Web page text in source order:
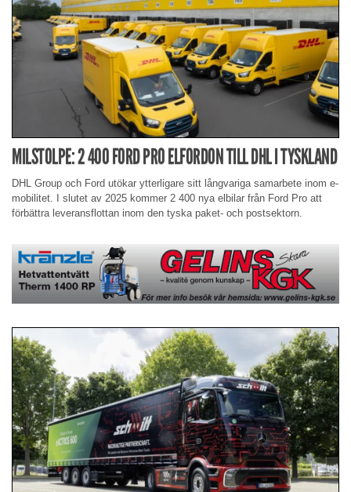
MILSTOLPE: 2 400 FORD PRO ELFORDON TILL DHL I TYSKLAND
DHL Group och Ford utökar ytterligare sitt långvariga samarbete inom e-
mobilitet. I slutet av 2025 kommer 2 400 nya elbilar från Ford Pro att
förbättra leveransflottan inom den tyska paket- och postsektorn.